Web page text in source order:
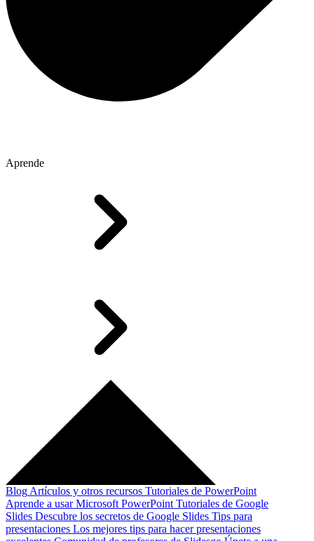
Aprende
Blog Artículos y otros recursos Tutoriales de PowerPoint
Aprende a usar Microsoft PowerPoint Tutoriales de Google
Slides Descubre los secretos de Google Slides Tips para
presentaciones Los mejores tips para hacer presentaciones